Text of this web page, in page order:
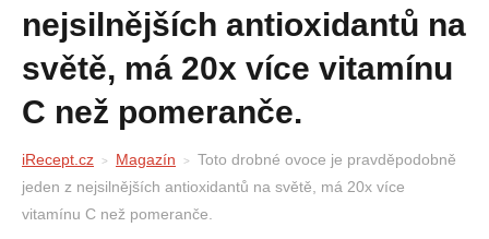
nejsilnějších antioxidantů na
světě, má 20x více vitamínu
C než pomeranče.
iRecept.cz Magazín
Toto drobné ovoce je pravděpodobně
jeden z nejsilnějších antioxidantů na světě, má 20x více
vitamínu C než pomeranče.